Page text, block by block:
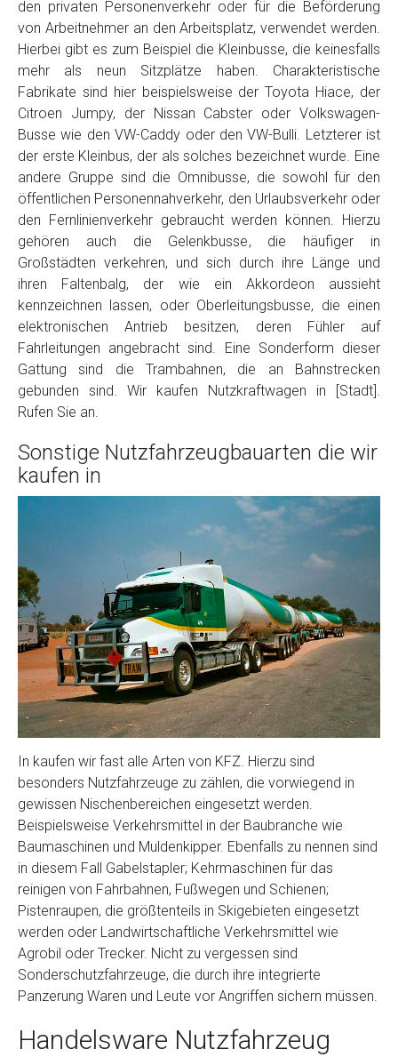
den privaten Personenverkehr oder für die Beförderung
von Arbeitnehmer an den Arbeitsplatz, verwendet werden.
Hierbei gibt es zum Beispiel die Kleinbusse, die keinesfalls
mehr als neun Sitzplätze haben. Charakteristische
Fabrikate sind hier beispielsweise der Toyota Hiace, der
Citroen Jumpy, der Nissan Cabster oder Volkswagen-
Busse wie den VW-Caddy oder den VW-Bulli. Letzterer ist
der erste Kleinbus, der als solches bezeichnet wurde. Eine
andere Gruppe sind die Omnibusse, die sowohl für den
öffentlichen Personennahverkehr, den Urlaubsverkehr oder
den Fernlinienverkehr gebraucht werden können. Hierzu
gehören auch die Gelenkbusse, die häufiger in
Großstädten verkehren, und sich durch ihre Länge und
ihren Faltenbalg, der wie ein Akkordeon aussieht
kennzeichnen lassen, oder Oberleitungsbusse, die einen
elektronischen Antrieb besitzen, deren Fühler auf
Fahrleitungen angebracht sind. Eine Sonderform dieser
Gattung sind die Trambahnen, die an Bahnstrecken
gebunden sind. Wir kaufen Nutzkraftwagen in [Stadt].
Rufen Sie an.
Sonstige Nutzfahrzeugbauarten die wir
kaufen in
In kaufen wir fast alle Arten von KFZ. Hierzu sind
besonders Nutzfahrzeuge zu zählen, die vorwiegend in
gewissen Nischenbereichen eingesetzt werden.
Beispielsweise Verkehrsmittel in der Baubranche wie
Baumaschinen und Muldenkipper. Ebenfalls zu nennen sind
in diesem Fall Gabelstapler; Kehrmaschinen für das
reinigen von Fahrbahnen, Fußwegen und Schienen;
Pistenraupen, die größtenteils in Skigebieten eingesetzt
werden oder Landwirtschaftliche Verkehrsmittel wie
Agrobil oder Trecker. Nicht zu vergessen sind
Sonderschutzfahrzeuge, die durch ihre integrierte
Panzerung Waren und Leute vor Angriffen sichern müssen.
Handelsware Nutzfahrzeug